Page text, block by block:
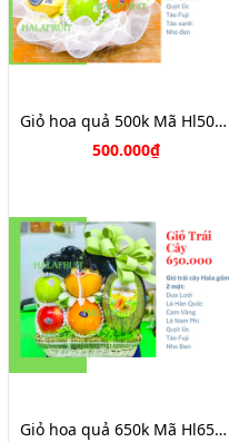
Giỏ hoa quả 500k Mã Hl5055
500.000₫
Giỏ hoa quả 650k Mã Hl6500